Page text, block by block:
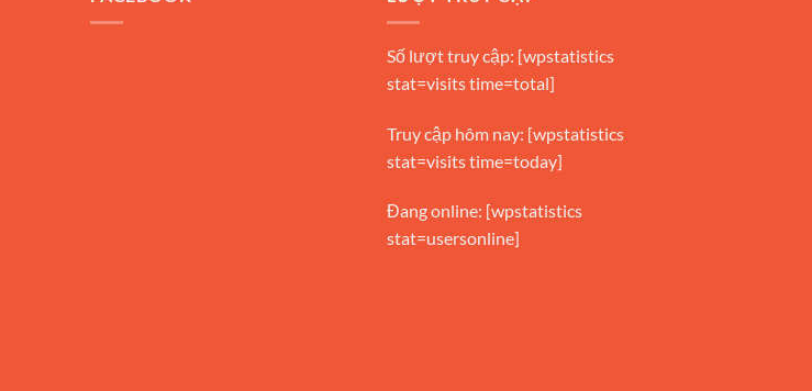
Số lượt truy cập: [wpstatistics
stat=visits time=total]
Truy cập hôm nay: [wpstatistics
stat=visits time=today]
Đang online: [wpstatistics
stat=usersonline]